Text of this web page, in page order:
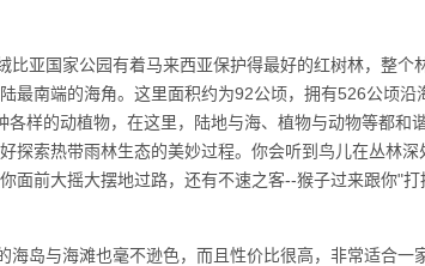
亚国家公园有着马来西亚保护得最好的红树林，整个
最南端的海角。这里面积约为92公顷，拥有526公顷沿
样的动植物，在这里，陆地与海、植物与动物等都和
探索热带雨林生态的美妙过程。你会听到鸟儿在丛林深
面前大摇大摆地过路，还有不速之客--猴子过来跟你"打
岛与海滩也毫不逊色，而且性价比很高，非常适合一